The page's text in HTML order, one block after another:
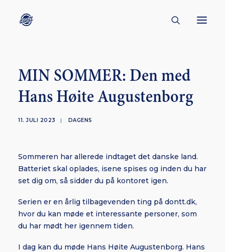
ENGLISH
CREATORS
INSPIRATION
BORNHOLM
SUBSCRIBE
MIN SOMMER: Den med
Hans Høite Augustenborg
11. JULI 2023 | DAGENS
Sommeren har allerede indtaget det danske land.
Batteriet skal oplades, isene spises og inden du har
set dig om, så sidder du på kontoret igen.
Serien er en årlig tilbagevenden ting på dontt.dk,
hvor du kan møde et interessante personer, som
du har mødt her igennem tiden.
I dag kan du møde Hans Høite Augustenborg. Hans